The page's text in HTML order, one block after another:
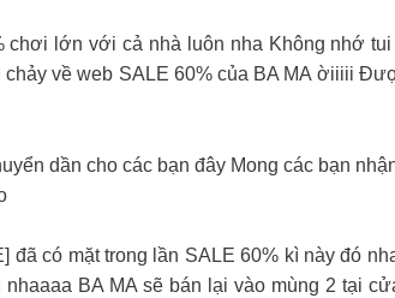
chơi lớn với cả nhà luôn nha Không nhớ
về web SALE 60% của BA MA ờiiiii
dần cho các bạn đây Mong các bạn
có mặt trong lần SALE 60% kì này đó
BA MA sẽ bán lại vào mùng 2 tại